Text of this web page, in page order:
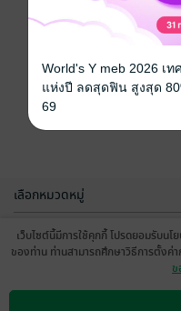
เลือกหมวดหมู่
บริการช่วยเหลือ
เว็บไซต์นี้มีการใช้คุกกี้ โปรดยอมรับน
ของท่าน ท่านสามารถศึกษาวิธีการตั้งค่
ข
World's Y meb 2026 เ
แห่งปี ลดสุดฟิน สูงสุด
69